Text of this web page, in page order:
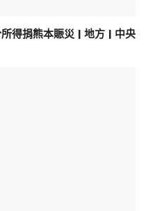
得捐熊本賑災 | 地方 | 中央